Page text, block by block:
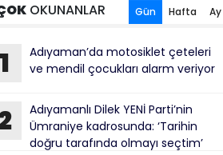
OKUNANLAR Gün Hafta Ay
1
Adıyaman’da motosiklet çeteleri
ve mendil çocukları alarm veriyor
Adıyamanlı Dilek YENİ Parti’nin
Ümraniye kadrosunda: ‘Tarihin
doğru tarafında olmayı seçtim’